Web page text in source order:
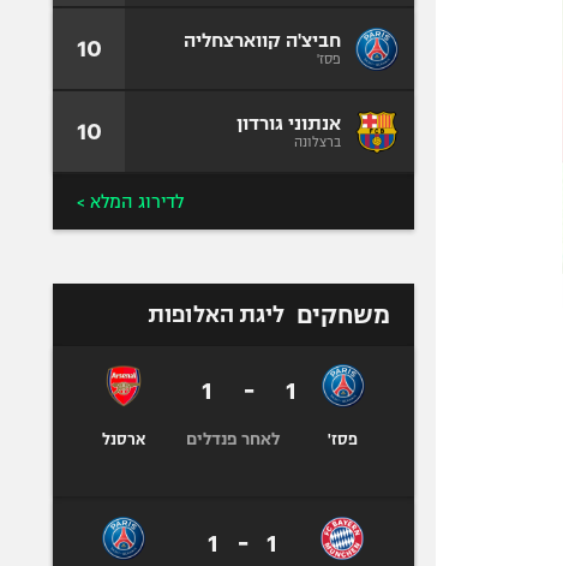
חביצ'ה קווארצחליה
פסז' 10
אנתוני גורדון
ברצלונה 10
לדירוג המלא >
משחקים ליגת האלופות
פסז'
1
-
1
לאחר פנדלים ארסנל
1
-
1